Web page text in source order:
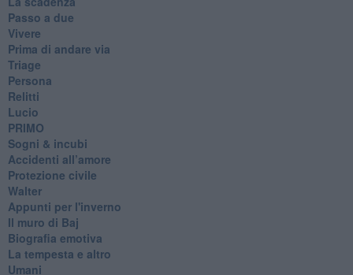
Passo a due
Vivere
Prima di andare via
Triage
Persona
Relitti
Lucio
PRIMO
Sogni & incubi
Accidenti all’amore
Protezione civile
Walter
Appunti per l'inverno
Il muro di Baj
Biografia emotiva
La tempesta e altro
Umani